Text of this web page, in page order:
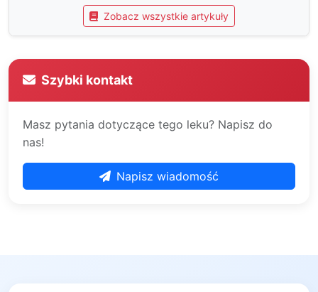
Zobacz wszystkie artykuły
Szybki kontakt
Masz pytania dotyczące tego leku? Napisz do
nas!
Napisz wiadomość